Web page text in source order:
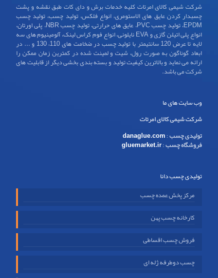
شرکت شیمی کالای امرتات کلیه خدمات برش و دای کات طبق نقشه و پشت
چسبدار کردن عایق های الاستومری، انواع فلکس، تولید چسب، تولید چسب
EPDM، تولید چسب PVC، عایق های حرارتی، تولید چسب NBR، پلی اورتان،
انواع پلی اتیلن گازی و EVA نایلونی، انواع فوم کراس لینک، آلومینیوم های سه
لایه تا عرض 120 سانتیمتر با تولید چسب در ضخامت های 110، 130 و ... در
ابعاد گوناگون به صورت رول، شیت و لمینت شده در کمترین زمان ممکن را
ارائه می نماید و بالاترین کیفیت تولید و بسته بندی بخشی دیگر از قابلیت های
شرکت می باشد.
وب سایت های ما
شرکت شیمی کالای امرتات
تولیدی چسب:
danaglue.com
فروشگاه چسب:
gluemarket.ir
تولیدی چسب دانا
مرکز پخش عمده چسب
کارخانه چسب پهن
فروش چسب اقساطی
چسب دوطرفه ژله ای